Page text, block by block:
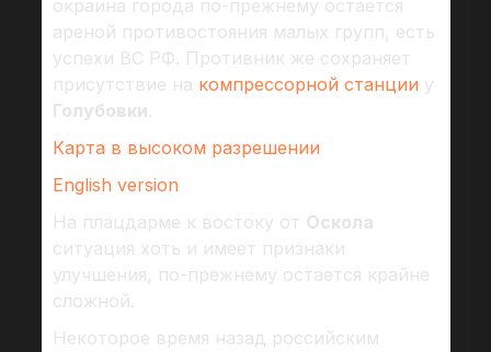
окраина города по-прежнему остается
ареной противостояния малых групп, есть
успехи ВС РФ. Противник же сохраняет
присутствие на компрессорной станции у
Голубовки.
Карта в высоком разрешении
English version
На плацдарме к востоку от Оскола
ситуация хоть и имеет признаки
улучшения, по-прежнему остается крайне
сложной.
Некоторое время назад российским